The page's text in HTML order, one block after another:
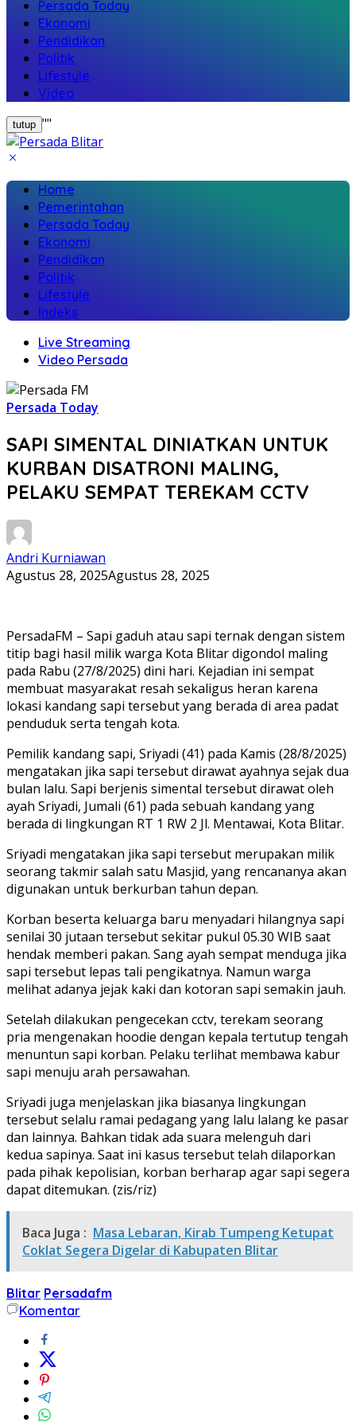
Persada Today
Ekonomi
Pendidikan
Politik
Lifestyle
Video
tutup ""
Home
Pemerintahan
Persada Today
Ekonomi
Pendidikan
Politik
Lifestyle
Indeks
Live Streaming
Video Persada
Persada Today
SAPI SIMENTAL DINIATKAN UNTUK
KURBAN DISATRONI MALING,
PELAKU SEMPAT TEREKAM CCTV
Andri Kurniawan
Agustus 28, 2025Agustus 28, 2025
PersadaFM – Sapi gaduh atau sapi ternak dengan sistem
titip bagi hasil milik warga Kota Blitar digondol maling
pada Rabu (27/8/2025) dini hari. Kejadian ini sempat
membuat masyarakat resah sekaligus heran karena
lokasi kandang sapi tersebut yang berada di area padat
penduduk serta tengah kota.
Pemilik kandang sapi, Sriyadi (41) pada Kamis (28/8/2025)
mengatakan jika sapi tersebut dirawat ayahnya sejak dua
bulan lalu. Sapi berjenis simental tersebut dirawat oleh
ayah Sriyadi, Jumali (61) pada sebuah kandang yang
berada di lingkungan RT 1 RW 2 Jl. Mentawai, Kota Blitar.
Sriyadi mengatakan jika sapi tersebut merupakan milik
seorang takmir salah satu Masjid, yang rencananya akan
digunakan untuk berkurban tahun depan.
Korban beserta keluarga baru menyadari hilangnya sapi
senilai 30 jutaan tersebut sekitar pukul 05.30 WIB saat
hendak memberi pakan. Sang ayah sempat menduga jika
sapi tersebut lepas tali pengikatnya. Namun warga
melihat adanya jejak kaki dan kotoran sapi semakin jauh.
Setelah dilakukan pengecekan cctv, terekam seorang
pria mengenakan hoodie dengan kepala tertutup tengah
menuntun sapi korban. Pelaku terlihat membawa kabur
sapi menuju arah persawahan.
Sriyadi juga menjelaskan jika biasanya lingkungan
tersebut selalu ramai pedagang yang lalu lalang ke pasar
dan lainnya. Bahkan tidak ada suara melenguh dari
kedua sapinya. Saat ini kasus tersebut telah dilaporkan
pada pihak kepolisian, korban berharap agar sapi segera
dapat ditemukan. (zis/riz)
Baca Juga : Masa Lebaran, Kirab Tumpeng Ketupat
Coklat Segera Digelar di Kabupaten Blitar
Blitar Persadafm
Komentar